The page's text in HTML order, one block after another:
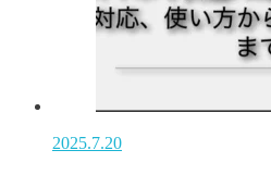
2025.7.20